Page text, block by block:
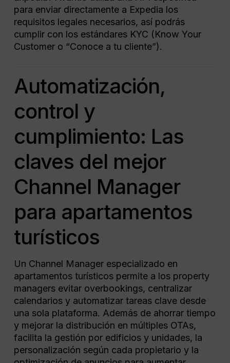
para enviar directamente a Expedia los
requisitos legales necesarios, así podrás
cumplir con los estándares KYC (Know Your
Customer o “Conoce a tu cliente”).
Automatización,
control y
cumplimiento: Las
claves del mejor
Channel Manager
para apartamentos
turísticos
Un Channel Manager especializado en
apartamentos turísticos permite a los property
managers evitar overbookings, centralizar
calendarios y automatizar tareas clave desde
una sola plataforma. Además de ahorrar tiempo
y mejorar la distribución en múltiples OTAs,
facilita la gestión por edificios y unidades, la
personalización según cada propietario y la